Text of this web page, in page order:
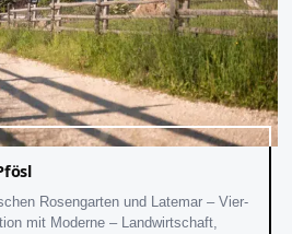
Rosengarten und Latemar – Vier-
– Landwirtschaft,